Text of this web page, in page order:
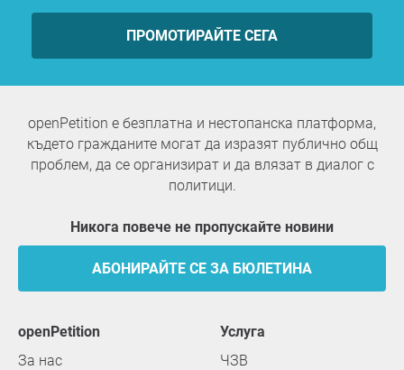
ПРОМОТИРАЙТЕ СЕГА
openPetition е безплатна и нестопанска платформа,
където гражданите могат да изразят публично общ
проблем, да се организират и да влязат в диалог с
политици.
Никога повече не пропускайте новини
АБОНИРАЙТЕ СЕ ЗА БЮЛЕТИНА
openPetition
За нас
услуга
ЧЗВ